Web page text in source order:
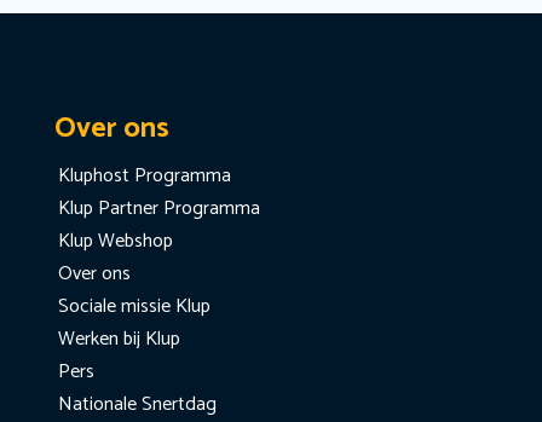
Over ons
Kluphost Programma
Klup Partner Programma
Klup Webshop
Over ons
Sociale missie Klup
Werken bij Klup
Pers
Nationale Snertdag